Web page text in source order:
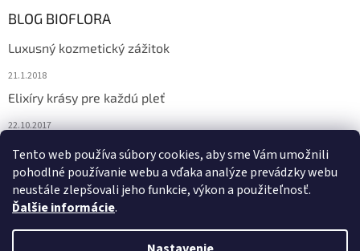
Tento web používa súbory cookies, aby sme Vám umožnili
pohodlné používanie webu a vďaka analýze prevádzky webu
neustále zlepšovali jeho funkcie, výkon a použiteľnosť.
Ďalšie informácie.
BLOG BIOFLORA
Luxusný kozmetický zážitok
21.1.2018
Elixíry krásy pre každú pleť
22.10.2017
Spoznajte prírodnú kozmetiku Sante
10.10.2017